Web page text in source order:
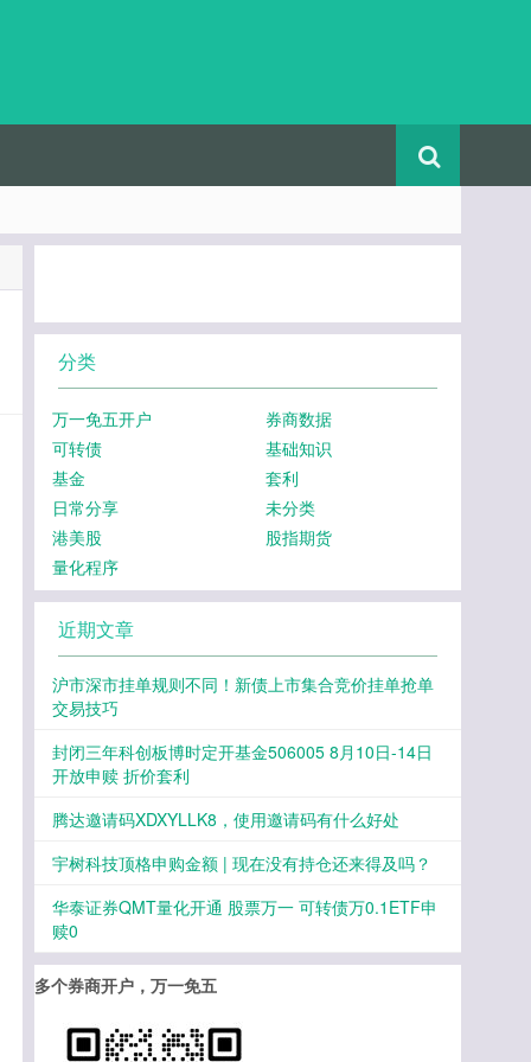
分类
万一免五开户
券商数据
可转债
基础知识
基金
套利
日常分享
未分类
港美股
股指期货
量化程序
近期文章
沪市深市挂单规则不同！新债上市集合竞价挂单抢单
交易技巧
封闭三年科创板博时定开基金506005 8月10日-14日
开放申赎 折价套利
腾达邀请码XDXYLLK8，使用邀请码有什么好处
宇树科技顶格申购金额 | 现在没有持仓还来得及吗？
华泰证券QMT量化开通 股票万一 可转债万0.1ETF申
赎0
多个券商开户，万一免五